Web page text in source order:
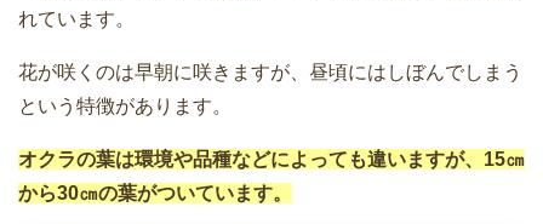
れています。
花が咲くのは早朝に咲きますが、昼頃にはしぼんでしまう
という特徴があります。
オクラの葉は環境や品種などによっても違いますが、15㎝
から30㎝の葉がついています。